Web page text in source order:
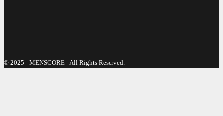
© 2025 - MENSCORE - All Rights Reserved.